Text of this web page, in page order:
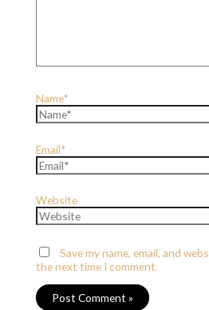
Name*
Email*
Website
Save my name, email, and
the next time I comment.